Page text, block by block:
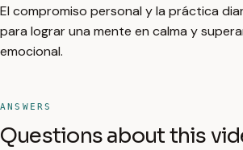
El compromiso personal y la práctica
para lograr una mente en calma y
emocional.
ANSWERS
Questions about this